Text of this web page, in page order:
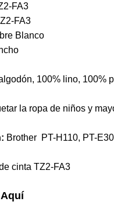
FA3
FA3
Blanco
100% lino, 100%
la ropa de niños y
Brother PT-H110, PT-
cinta TZ2-FA3